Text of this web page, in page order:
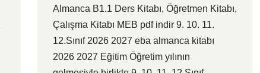
Almanca B1.1 Ders Kitabı, Öğretmen Kitabı,
Çalışma Kitabı MEB pdf indir 9. 10. 11.
12.Sınıf 2026 2027 eba almanca kitabı
2026 2027 Eğitim Öğretim yılının